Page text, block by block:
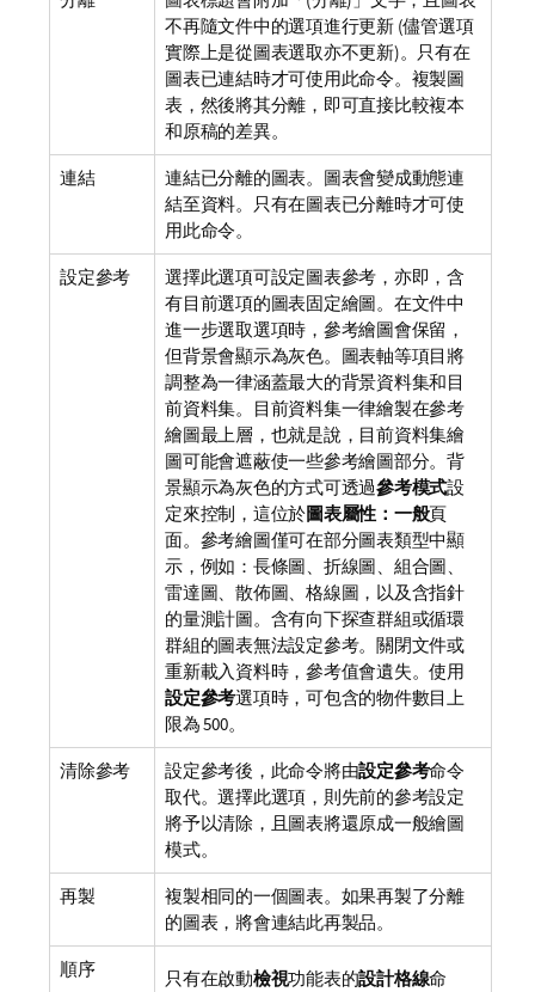
不再隨文件中的選項進行更新 (儘管選項
實際上是從圖表選取亦不更新)。只有在
圖表已連結時才可使用此命令。複製圖
表，然後將其分離，即可直接比較複本
和原稿的差異。
連結
連結已分離的圖表。圖表會變成動態連
結至資料。只有在圖表已分離時才可使
用此命令。
設定參考
選擇此選項可設定圖表參考，亦即，含
有目前選項的圖表固定繪圖。在文件中
進一步選取選項時，參考繪圖會保留，
但背景會顯示為灰色。圖表軸等項目將
調整為一律涵蓋最大的背景資料集和目
前資料集。目前資料集一律繪製在參考
繪圖最上層，也就是說，目前資料集繪
圖可能會遮蔽使一些參考繪圖部分。背
景顯示為灰色的方式可透過參考模式設
定來控制，這位於圖表屬性：一般頁
面。參考繪圖僅可在部分圖表類型中顯
示，例如：長條圖、折線圖、組合圖、
雷達圖、散佈圖、格線圖，以及含指針
的量測計圖。含有向下探查群組或循環
群組的圖表無法設定參考。關閉文件或
重新載入資料時，參考值會遺失。使用
設定參考選項時，可包含的物件數目上
限為 500。
清除參考 設定參考後，此命令將由設定參考命令
取代。選擇此選項，則先前的參考設定
將予以清除，且圖表將還原成一般繪圖
模式。
再製
複製相同的一個圖表。如果再製了分離
的圖表，將會連結此再製品。
順序 只有在啟動檢視功能表的設計格線命